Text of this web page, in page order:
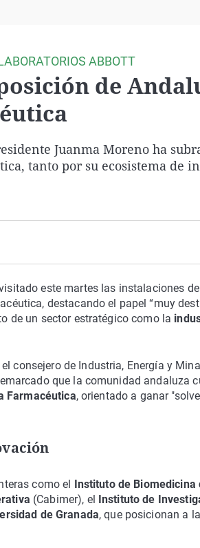
ABBOTT
de
Juanma Moreno ha
tanto por su ecosistema de
este martes las instalaciones
destacando el papel “muy
de un sector estratégico como la
el consejero de Industria, Energía y
que la comunidad andaluza
Farmacéutica, orientado a ganar
como el Instituto de Biomedicina
(Cabimer), el Instituto de
de Granada, que posicionan a